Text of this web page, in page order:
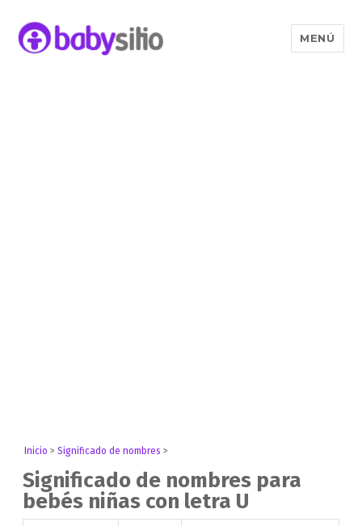
MENÚ
Inicio >Significado de nombres >
Significado de nombres para
bebés niñas con letra U